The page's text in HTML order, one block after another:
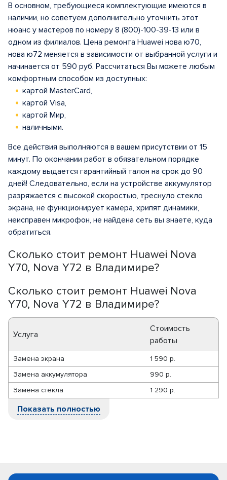
Сколько стоит ремонт Huawei Nova
Y70, Nova Y72 в Владимире?
Сколько стоит ремонт Huawei Nova
Y70, Nova Y72 в Владимире?
Услуга
Стоимость
работы
Замена экрана
1 590 р.
Замена аккумулятора
990 р.
Замена стекла
1 290 р.
Показать полностью
В основном, требующиеся комплектующие имеются в
наличии, но советуем дополнительно уточнить этот
нюанс у мастеров по номеру 8 (800)-100-39-13 или в
одном из филиалов. Цена ремонта Huawei нова ю70,
нова ю72 меняется в зависимости от выбранной услуги и
начинается от 590 руб. Рассчитаться Вы можете любым
комфортным способом из доступных:
картой MasterCard,
картой Visa,
картой Мир,
наличными.
Все действия выполняются в вашем присутствии от 15
минут. По окончании работ в обязательном порядке
каждому выдается гарантийный талон на срок до 90
дней! Следовательно, если на устройстве аккумулятор
разряжается с высокой скоростью, треснуло стекло
экрана, не функционирует камера, хрипят динамики,
неисправен микрофон, не найдена сеть вы знаете, куда
обратиться.